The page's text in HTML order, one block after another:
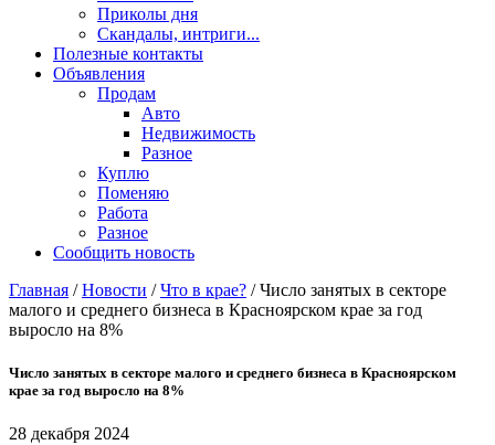
Приколы дня
Скандалы, интриги...
Полезные контакты
Объявления
Продам
Авто
Недвижимость
Разное
Куплю
Поменяю
Работа
Разное
Сообщить новость
Главная /Новости /Что в крае? /Число занятых в секторе
малого и среднего бизнеса в Красноярском крае за год
выросло на 8%
Число занятых в секторе малого и среднего бизнеса в Красноярском
крае за год выросло на 8%
28 декабря 2024